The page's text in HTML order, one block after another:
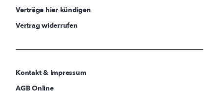
Verträge hier kündigen
Vertrag widerrufen
Kontakt & Impressum
AGB Online